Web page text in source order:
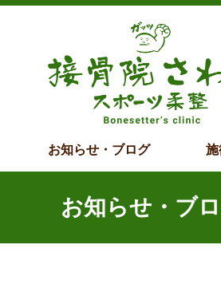
お知らせ・ブログ 施
お知らせ・ブ